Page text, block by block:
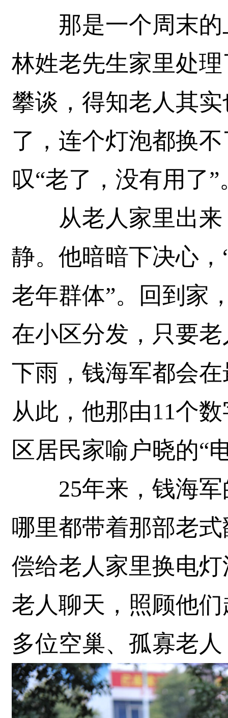
那是一个周末的
林姓老先生家里处
攀谈，得知老人其
了，连个灯泡都换
叹“老了，没有用了”
从老人家里出来
静。他暗暗下决心
老年群体”。回到家
在小区分发，只要
下雨，钱海军都会
从此，他那由11个
区居民家喻户晓的“
25年来，钱海军
哪里都带着那部老
偿给老人家里换电
老人聊天，照顾他
多位空巢、孤寡老